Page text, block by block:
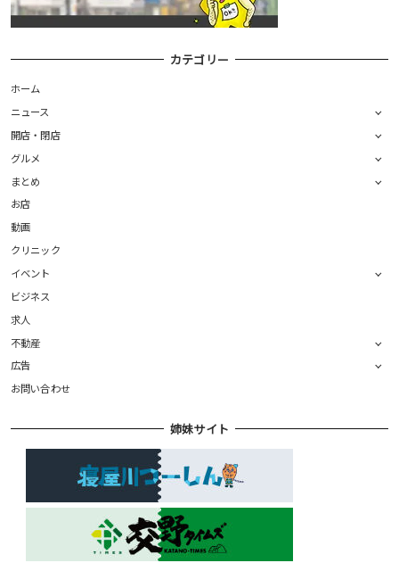
カテゴリー
ホーム
ニュース
開店・閉店
グルメ
まとめ
お店
動画
クリニック
イベント
ビジネス
求人
不動産
広告
お問い合わせ
姉妹サイト